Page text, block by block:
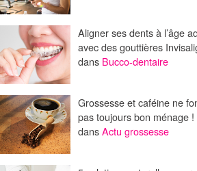
Aligner ses dents à l’âge
avec des gouttières
dans Bucco-dentaire
Grossesse et caféine ne
pas toujours bon ménage !
dansActu grossesse